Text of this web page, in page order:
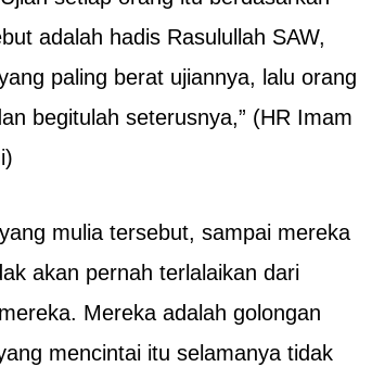
adalah hadis Rasulullah SAW,
paling berat ujiannya, lalu orang
begitulah seterusnya,” (HR Imam
mulia tersebut, sampai mereka
akan pernah terlalaikan dari
Mereka adalah golongan
mencintai itu selamanya tidak